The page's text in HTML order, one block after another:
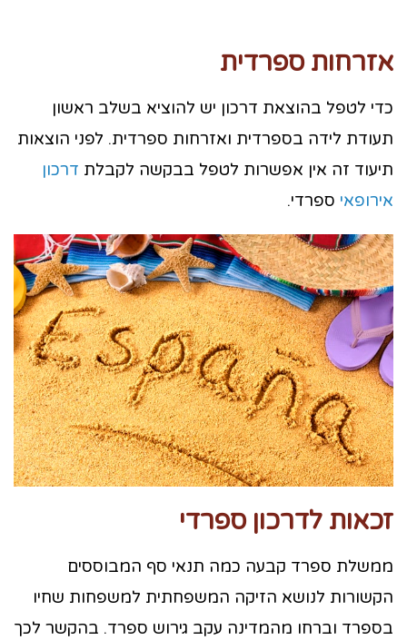
אזרחות ספרדית
כדי לטפל בהוצאת דרכון יש להוציא בשלב ראשון
תעודת לידה בספרדית ואזרחות ספרדית. לפני הוצאות
תיעוד זה אין אפשרות לטפל בבקשה לקבלת דרכון
אירופאי ספרדי.
זכאות לדרכון ספרדי
ממשלת ספרד קבעה כמה תנאי סף המבוססים
הקשורות לנושא הזיקה המשפחתית למשפחות שחיו
בספרד וברחו מהמדינה עקב גירוש ספרד. בהקשר לכך